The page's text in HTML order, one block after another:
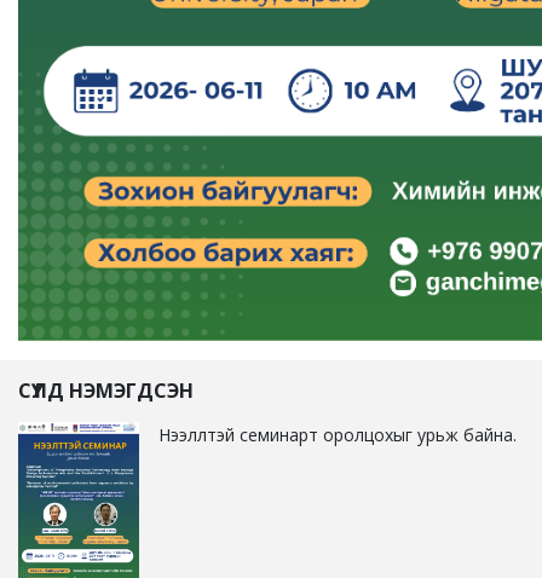
СҮҮЛД НЭМЭГДСЭН
Нээллтэй семинарт оролцохыг урьж байна.